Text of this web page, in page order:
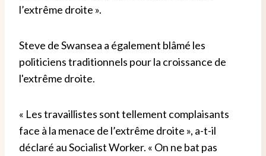
l’extrême droite ».
Steve de Swansea a également blâmé les
politiciens traditionnels pour la croissance de
l'extrême droite.
« Les travaillistes sont tellement complaisants
face à la menace de l’extrême droite », a-t-il
déclaré au Socialist Worker. « On ne bat pas